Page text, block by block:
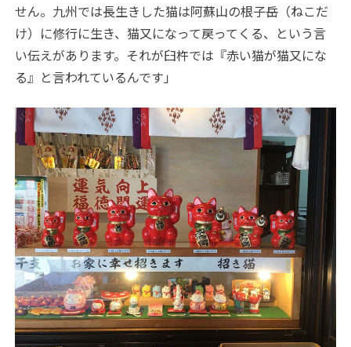
せん。九州では長生きした猫は阿蘇山の根子岳（ねこだ
け）に修行に生き、猫又になって戻ってくる、という言
い伝えがあります。それが臼杵では『赤い猫が猫又にな
る』と言われているんです」